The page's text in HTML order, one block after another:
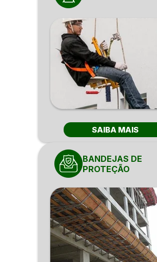
SAIBA MAIS
BANDEJAS DE
PROTEÇÃO